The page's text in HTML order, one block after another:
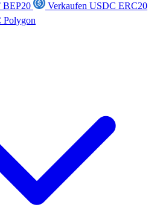
BEP20
Verkaufen USDC ERC20
Polygon